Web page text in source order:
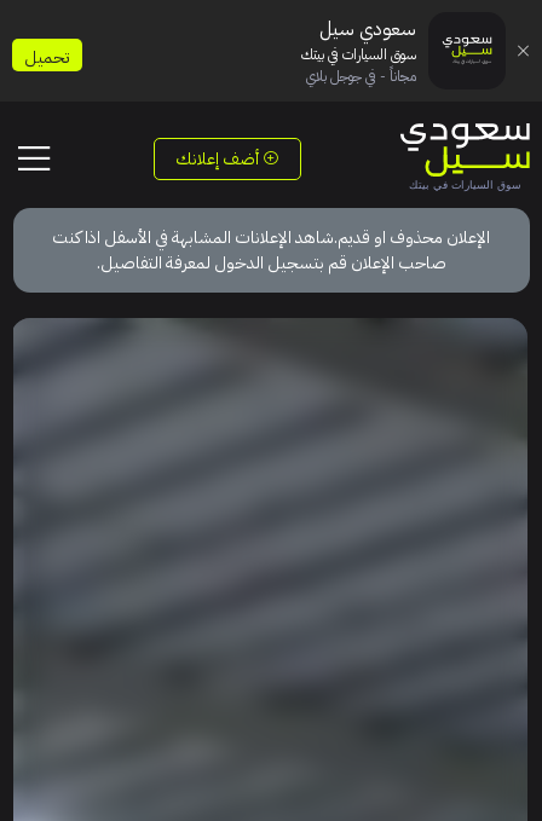
أضف إعلانك
الإعلان محذوف او قديم.شاهد الإعلانات المشابهة في الأسفل اذا كنت
صاحب الإعلان قم بتسجيل الدخول لمعرفة التفاصيل.
سعودي سيل
سوق السيارات في بيتك
مجاناً - في جوجل بلاي
تحميل